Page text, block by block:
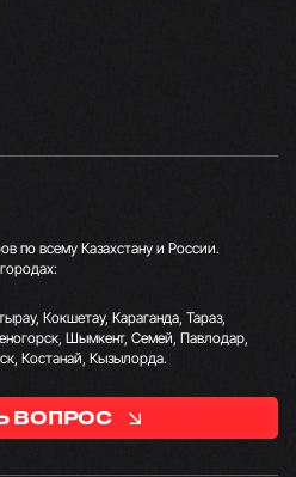
по всему Казахстану и России.
Кокшетау, Караганда, Тараз,
Шымкент, Семей, Павлодар,
Костанай, Кызылорда.
ВОПРОС